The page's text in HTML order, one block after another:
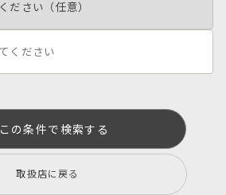
この条件で検索する
取扱店に戻る